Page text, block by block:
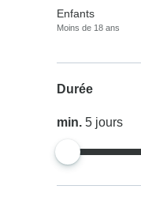
Enfants
Moins de 18 ans
Durée
min.5 jours